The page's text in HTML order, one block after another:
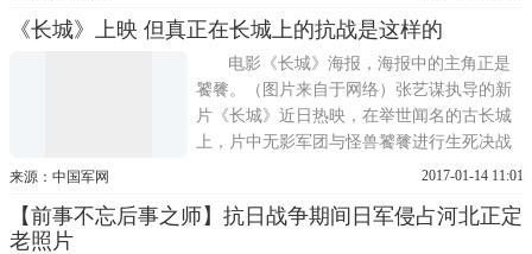
《长城》上映 但真正在长城上的抗战是这样的
电影《长城》海报，海报中的主角正是
饕餮。（图片来自于网络）张艺谋执导的新
片《长城》近日热映，在举世闻名的古长城
上，片中无影军团与怪兽饕餮进行生死决战
的场景尤为震撼，但是更为震撼的是在那硝
来源：中国军网 2017-01-14 11:01
【前事不忘后事之师】抗日战争期间日军侵占河北正定
老照片